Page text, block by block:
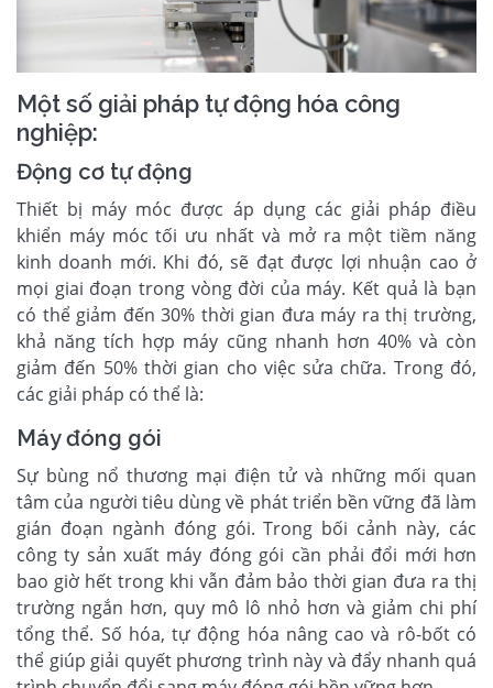
Một số giải pháp tự động hóa công
nghiệp:
Động cơ tự động
Thiết bị máy móc được áp dụng các giải pháp điều
khiển máy móc tối ưu nhất và mở ra một tiềm năng
kinh doanh mới. Khi đó, sẽ đạt được lợi nhuận cao ở
mọi giai đoạn trong vòng đời của máy. Kết quả là bạn
có thể giảm đến 30% thời gian đưa máy ra thị trường,
khả năng tích hợp máy cũng nhanh hơn 40% và còn
giảm đến 50% thời gian cho việc sửa chữa. Trong đó,
các giải pháp có thể là:
Máy đóng gói
Sự bùng nổ thương mại điện tử và những mối quan
tâm của người tiêu dùng về phát triển bền vững đã làm
gián đoạn ngành đóng gói. Trong bối cảnh này, các
công ty sản xuất máy đóng gói cần phải đổi mới hơn
bao giờ hết trong khi vẫn đảm bảo thời gian đưa ra thị
trường ngắn hơn, quy mô lô nhỏ hơn và giảm chi phí
tổng thể. Số hóa, tự động hóa nâng cao và rô-bốt có
thể giúp giải quyết phương trình này và đẩy nhanh quá